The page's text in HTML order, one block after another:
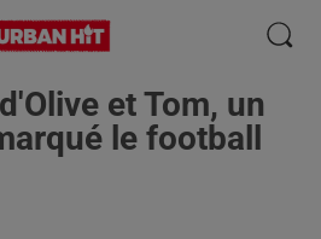
et Tom, un
le football